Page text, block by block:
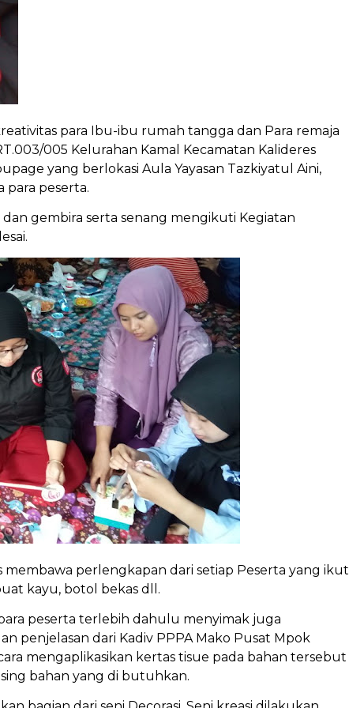
para Ibu-ibu rumah tangga dan Para remaja
005 Kelurahan Kamal Kecamatan Kalideres
yang berlokasi Aula Yayasan Tazkiyatul Aini,
para peserta.
gembira serta senang mengikuti Kegiatan
perlengkapan dari setiap Peserta yang ikut
kayu, botol bekas dll.
peserta terlebih dahulu menyimak juga
penjelasan dari Kadiv PPPA Mako Pusat Mpok
mengaplikasikan kertas tisue pada bahan tersebut
bahan yang di butuhkan.